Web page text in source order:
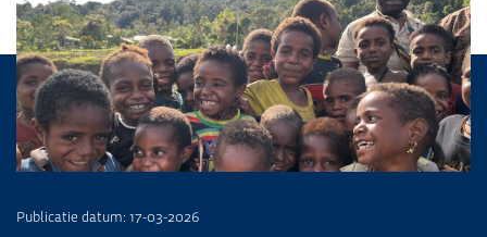
Publicatie datum: 17-03-2026